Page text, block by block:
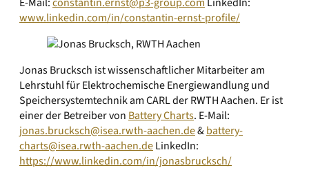
www.linkedin.com/in/constantin-ernst-profile/
Jonas Brucksch ist wissenschaftlicher Mitarbeiter am
Lehrstuhl für Elektrochemische Energiewandlung und
Speichersystemtechnik am CARL der RWTH Aachen. Er ist
einer der Betreiber von Battery Charts. E-Mail:
jonas.brucksch@isea.rwth-aachen.de&battery-
charts@isea.rwth-aachen.deLinkedIn:
https://www.linkedin.com/in/jonasbrucksch/